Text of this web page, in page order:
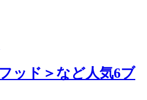
ッド＞など人気6ブ